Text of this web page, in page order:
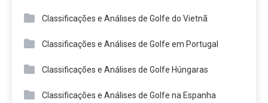
Classificações e Análises de Golfe do Vietnã
Classificações e Análises de Golfe em Portugal
Classificações e Análises de Golfe Húngaras
Classificações e Análises de Golfe na Espanha